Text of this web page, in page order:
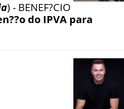
) - BENEF?CIO
do IPVA para